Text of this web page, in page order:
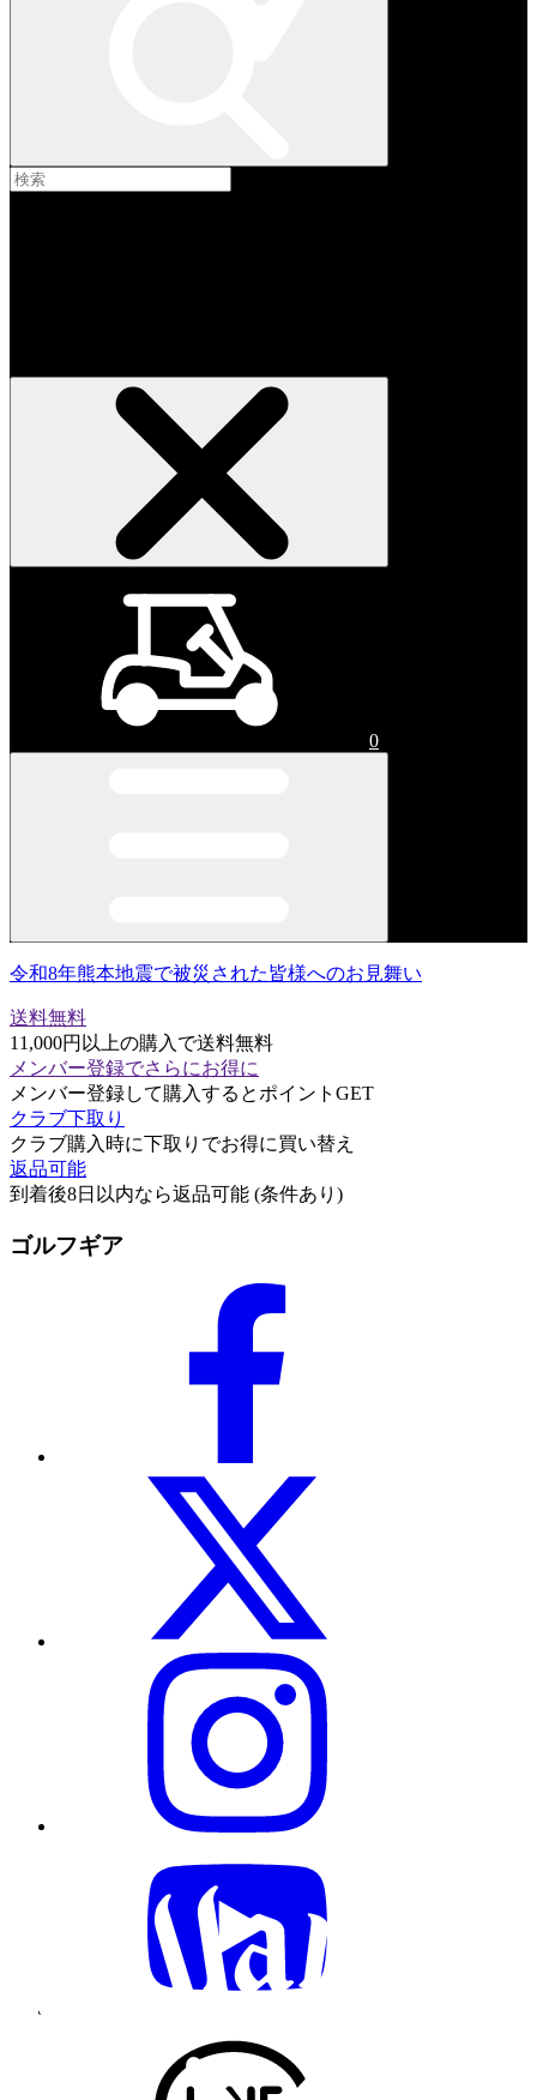
0
令和8年熊本地震で被災された皆様へのお見舞い
送料無料
11,000円以上の購入で送料無料
メンバー登録でさらにお得に
メンバー登録して購入するとポイントGET
クラブ下取り
クラブ購入時に下取りでお得に買い替え
返品可能
到着後8日以内なら返品可能 (条件あり)
ゴルフギア